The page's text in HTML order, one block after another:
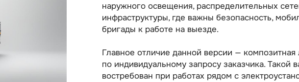
наружного освещения, распределительных
инфраструктуры, где важны безопасность,
бригады к работе на выезде.
Главное отличие данной версии — композитная
по индивидуальному запросу заказчика. Такой
востребован при работах рядом с